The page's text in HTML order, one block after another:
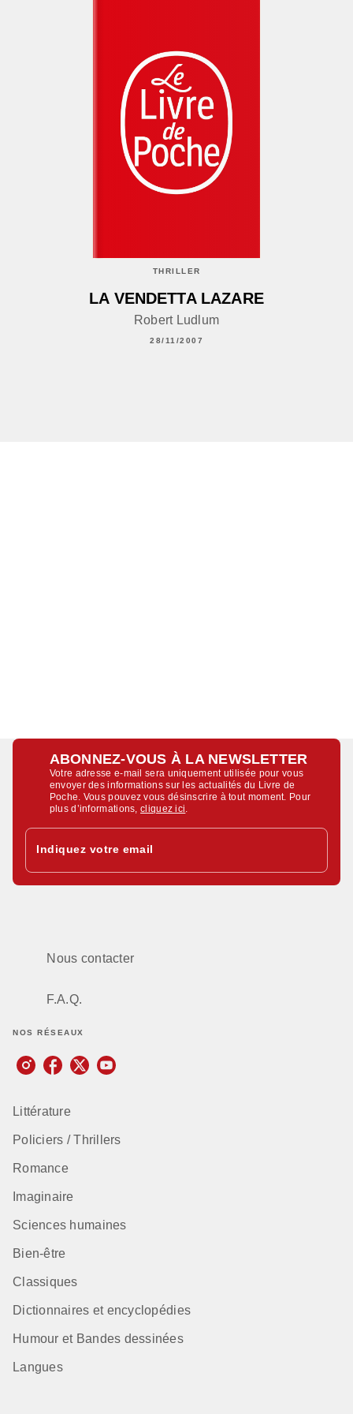
THRILLER
LA VENDETTA LAZARE
Robert Ludlum
28/11/2007
ABONNEZ-VOUS À LA NEWSLETTER
Votre adresse e-mail sera uniquement utilisée pour vous
envoyer des informations sur les actualités du Livre de
Poche. Vous pouvez vous désinscrire à tout moment. Pour
plus d’informations,cliquez ici
Indiquez votre email
Nous contacter
F.A.Q.
NOS RÉSEAUX
Littérature
Policiers / Thrillers
Romance
Imaginaire
Sciences humaines
Bien-être
Classiques
Dictionnaires et encyclopédies
Humour et Bandes dessinées
Langues